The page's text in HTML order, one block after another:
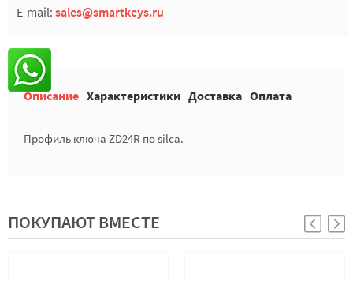
E-mail: sales@smartkeys.ru
Описание Характеристики Доставка Оплата
Профиль ключа ZD24R по silca.
ПОКУПАЮТ ВМЕСТЕ